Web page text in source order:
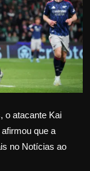
o atacante Kai
que a
no Notícias ao